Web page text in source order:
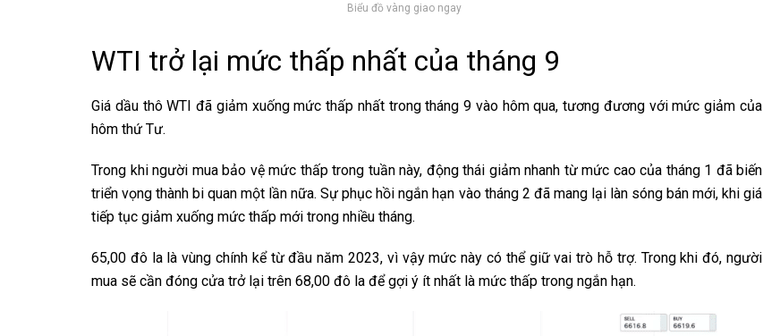
Biểu đồ vàng giao ngay
WTI trở lại mức thấp nhất của tháng 9
Giá dầu thô WTI đã giảm xuống mức thấp nhất trong tháng 9 vào hôm qua, tương đương với mức giảm của
hôm thứ Tư.
Trong khi người mua bảo vệ mức thấp trong tuần này, động thái giảm nhanh từ mức cao của tháng 1 đã biến
triển vọng thành bi quan một lần nữa. Sự phục hồi ngắn hạn vào tháng 2 đã mang lại làn sóng bán mới, khi giá
tiếp tục giảm xuống mức thấp mới trong nhiều tháng.
​65,00 đô la là vùng chính kể từ đầu năm 2023, vì vậy mức này có thể giữ vai trò hỗ trợ. Trong khi đó, người
mua sẽ cần đóng cửa trở lại trên 68,00 đô la để gợi ý ít nhất là mức thấp trong ngắn hạn.